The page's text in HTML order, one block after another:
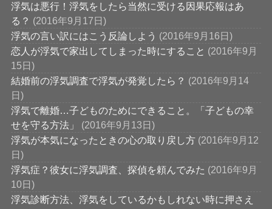
浮気は悪行！浮気をしたら当然に受ける因果応報はあ
る？ (2016年9月17日)
浮気の言い訳にはこう反論しよう (2016年9月16日)
恋人が浮気で家出してしまった時にすること (2016年9月
15日)
結婚前の浮気調査で浮気が発覚したら？ (2016年9月14
日)
浮気で離婚…子どものためにできること。「子どもの幸
せを守る方法」
(2016年9月13日)
浮気が本気になったときの心の取り戻し方 (2016年9月12
日)
浮気症？彼女に浮気調査、探偵を頼んでみた (2016年9月
10日)
浮気診断方法、浮気をしているかもしれない時に押さえ